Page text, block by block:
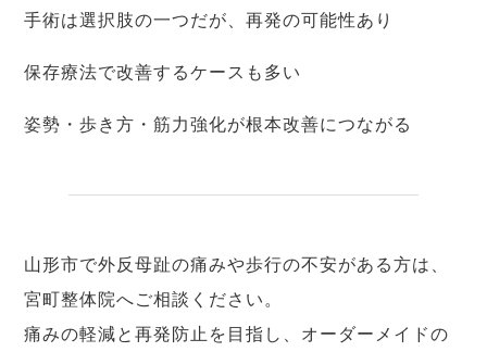
手術は選択肢の一つだが、再発の可能性あり
保存療法で改善するケースも多い
姿勢・歩き方・筋力強化が根本改善につながる
山形市で外反母趾の痛みや歩行の不安がある方は、
宮町整体院へご相談ください。
痛みの軽減と再発防止を目指し、オーダーメイドの